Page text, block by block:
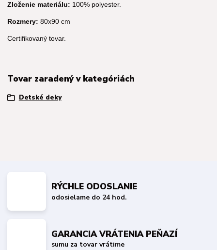
Zloženie materiálu: 100% polyester.
Rozmery: 80x90 cm
Certifikovaný tovar.
Tovar zaradený v kategóriách
Detské deky
RÝCHLE ODOSLANIE
odosielame do 24 hod.
GARANCIA VRÁTENIA PEŇAZÍ
sumu za tovar vrátime